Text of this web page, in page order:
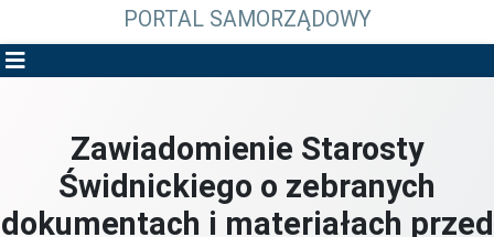
PORTAL SAMORZĄDOWY
Zawiadomienie Starosty
Świdnickiego o zebranych
dokumentach i materiałach przed